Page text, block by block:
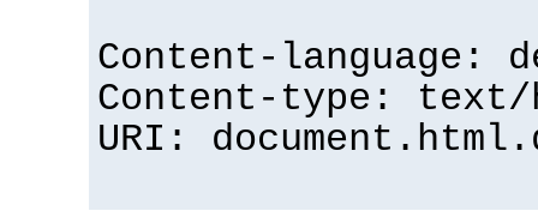
Content-language:
Content-type: text/
URI: